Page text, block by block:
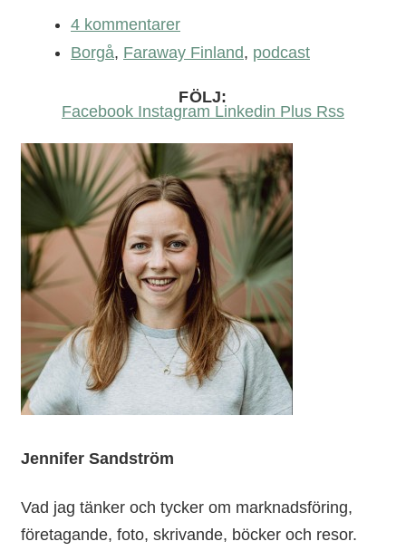
4 kommentarer
Borgå, Faraway Finland, podcast
FÖLJ:
Facebook Instagram Linkedin Plus Rss
Jennifer Sandström
Vad jag tänker och tycker om marknadsföring,
företagande, foto, skrivande, böcker och resor.